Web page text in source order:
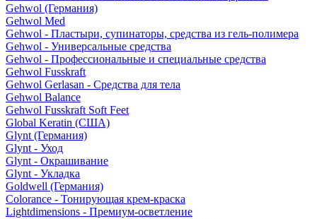
Gehwol (Германия)
Gehwol Med
Gehwol - Пластыри, супинаторы, средства из гель-полимера
Gehwol - Универсальные средства
Gehwol - Профессиональные и специальные средства
Gehwol Fusskraft
Gehwol Gerlasan - Средства для тела
Gehwol Balance
Gehwol Fusskraft Soft Feet
Global Keratin (США)
Glynt (Германия)
Glynt - Уход
Glynt - Окрашивание
Glynt - Укладка
Goldwell (Германия)
Colorance - Тонирующая крем-краска
Lightdimensions - Премиум-осветление